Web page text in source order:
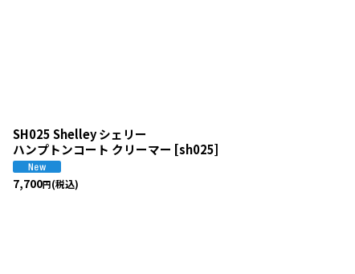
SH025 Shelley シェリー
ハンプトンコート クリーマー [sh025]
7,700円(税込)